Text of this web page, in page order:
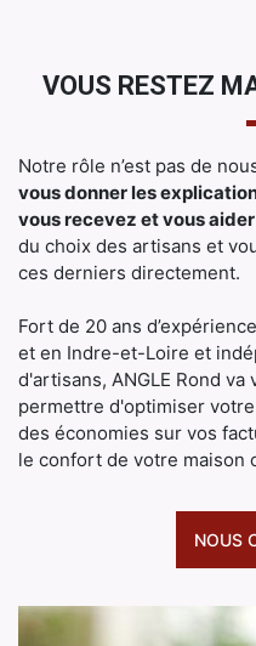
VOUS RESTEZ
Notre rôle n’est pas de
vous donner les
vous recevez et vous
du choix des artisans et
ces derniers directement.
Fort de 20 ans
et en Indre-et-Loire et
d'artisans, ANGLE Rond
permettre d'optimiser
des économies sur vos
le confort de votre maison
NOUS